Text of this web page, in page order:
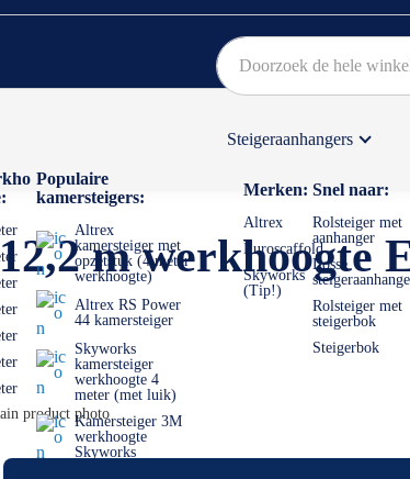
Populaire
kamersteigers:
Altrex
kamersteiger met
opzetstuk (4 meter
werkhoogte)
Altrex RS Power
44 kamersteiger
Skyworks
kamersteiger
werkhoogte 4
meter (met luik)
Kamersteiger 3M
werkhoogte
Skyworks
Steigeraanhangers
Merken:
Altrex
Euroscaffold
Skyworks
(Tip!)
Snel naar:
Rolsteiger met
aanhanger
Losse
Rolsteiger met
steigerbok
Steigerbok
m werkhoogte